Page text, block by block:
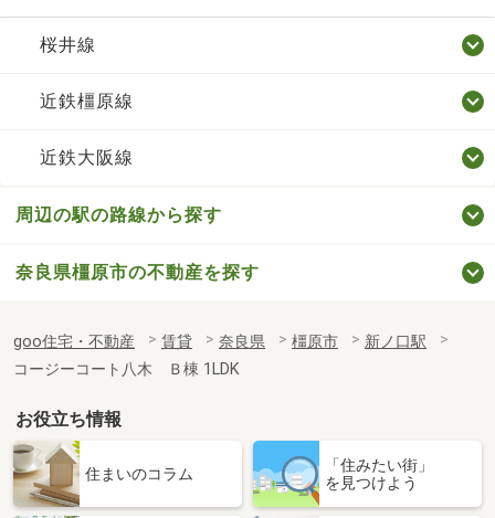
桜井線
近鉄橿原線
近鉄大阪線
周辺の駅の路線から探す
奈良県橿原市の不動産を探す
goo住宅・不動産 賃貸 奈良県 橿原市
新ノ口駅
コージーコート八木 Ｂ棟 1LDK
お役立ち情報
住まいのコラム
「住みたい街」
を見つけよう